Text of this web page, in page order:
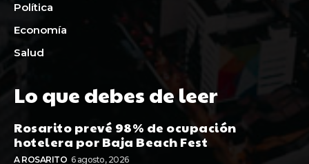
Política
Economía
Salud
Lo que debes de leer
Rosarito prevé 98% de ocupación
hotelera por Baja Beach Fest
A ROSARITO 6 agosto, 2026